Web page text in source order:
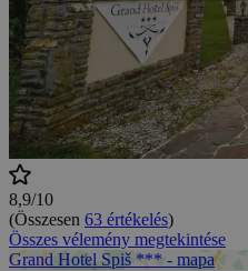
8,9/10
(Összesen 63 értékelés)
Összes vélemény megtekintése
Grand Hotel Spiš *** - mapa